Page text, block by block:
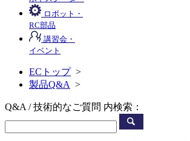
ロボット・
RC部品
講習会・
イベント
ECトップ>
製品Q&A >
Q&A / 技術的なご質問 内検索：